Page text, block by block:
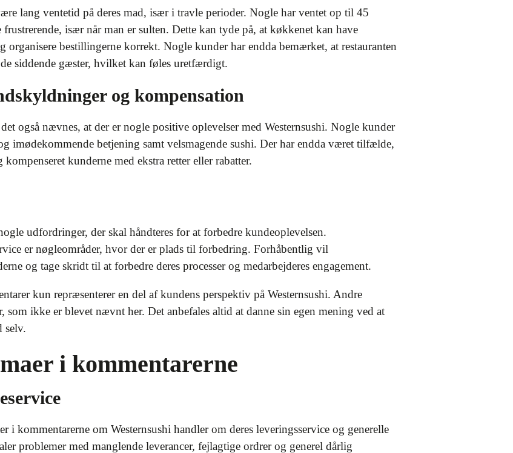
lang ventetid på deres mad, især i travle perioder. Nogle har ventet op til 45
især når man er sulten. Dette kan tyde på, at køkkenet kan have
organisere bestillingerne korrekt. Nogle kunder har endda bemærket, at restauranten
siddende gæster, hvilket kan føles uretfærdigt.
og kompensation
også nævnes, at der er nogle positive oplevelser med Westernsushi. Nogle kunder
imødekommende betjening samt velsmagende sushi. Der har endda været tilfælde,
kunderne med ekstra retter eller rabatter.
udfordringer, der skal håndteres for at forbedre kundeoplevelsen.
er nøgleområder, hvor der er plads til forbedring. Forhåbentlig vil
og tage skridt til at forbedre deres processer og medarbejderes engagement.
kun repræsenterer en del af kundens perspektiv på Westernsushi. Andre
som ikke er blevet nævnt her. Det anbefales altid at danne sin egen mening ved at
selv.
i kommentarerne
kommentarerne om Westernsushi handler om deres leveringsservice og generelle
problemer med manglende leverancer, fejlagtige ordrer og generel dårlig